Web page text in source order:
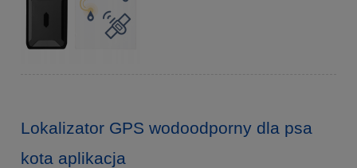
Lokalizator GPS wodoodporny dla psa
kota aplikacja